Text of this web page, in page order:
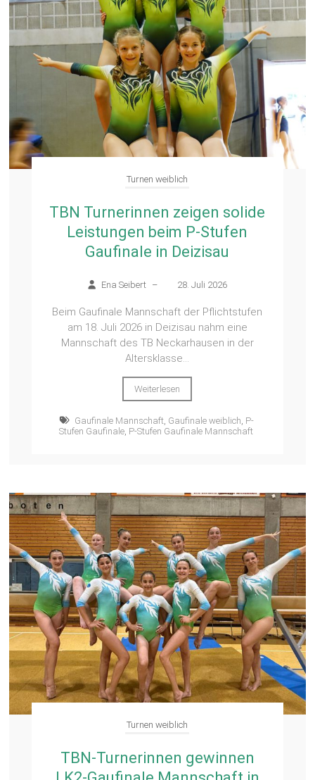
Turnen weiblich
TBN Turnerinnen zeigen solide
Leistungen beim P-Stufen
Gaufinale in Deizisau
Ena Seibert – 28. Juli 2026
Beim Gaufinale Mannschaft der Pflichtstufen
am 18. Juli 2026 in Deizisau nahm eine
Mannschaft des TB Neckarhausen in der
Altersklasse...
Weiterlesen
Gaufinale Mannschaft Gaufinale weiblich P-
Stufen Gaufinale P-Stufen Gaufinale Mannschaft
Turnen weiblich
TBN-Turnerinnen gewinnen